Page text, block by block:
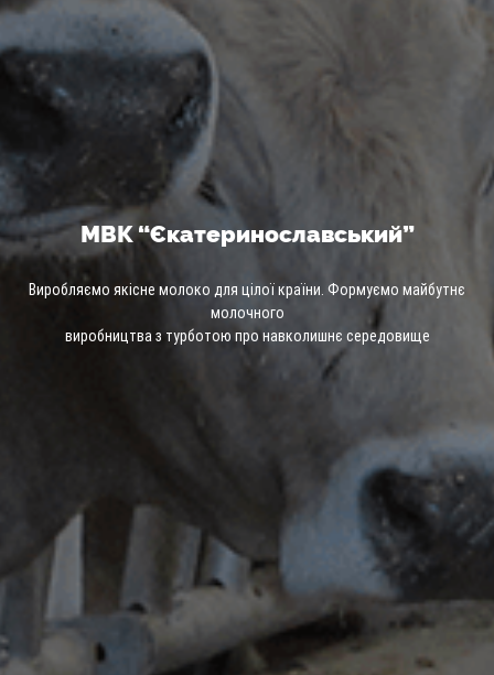
МВК “Єкатеринославський”
Виробляємо якісне молоко для цілої країни. Формуємо майбутнє
молочного
виробництва з турботою про навколишнє середовище